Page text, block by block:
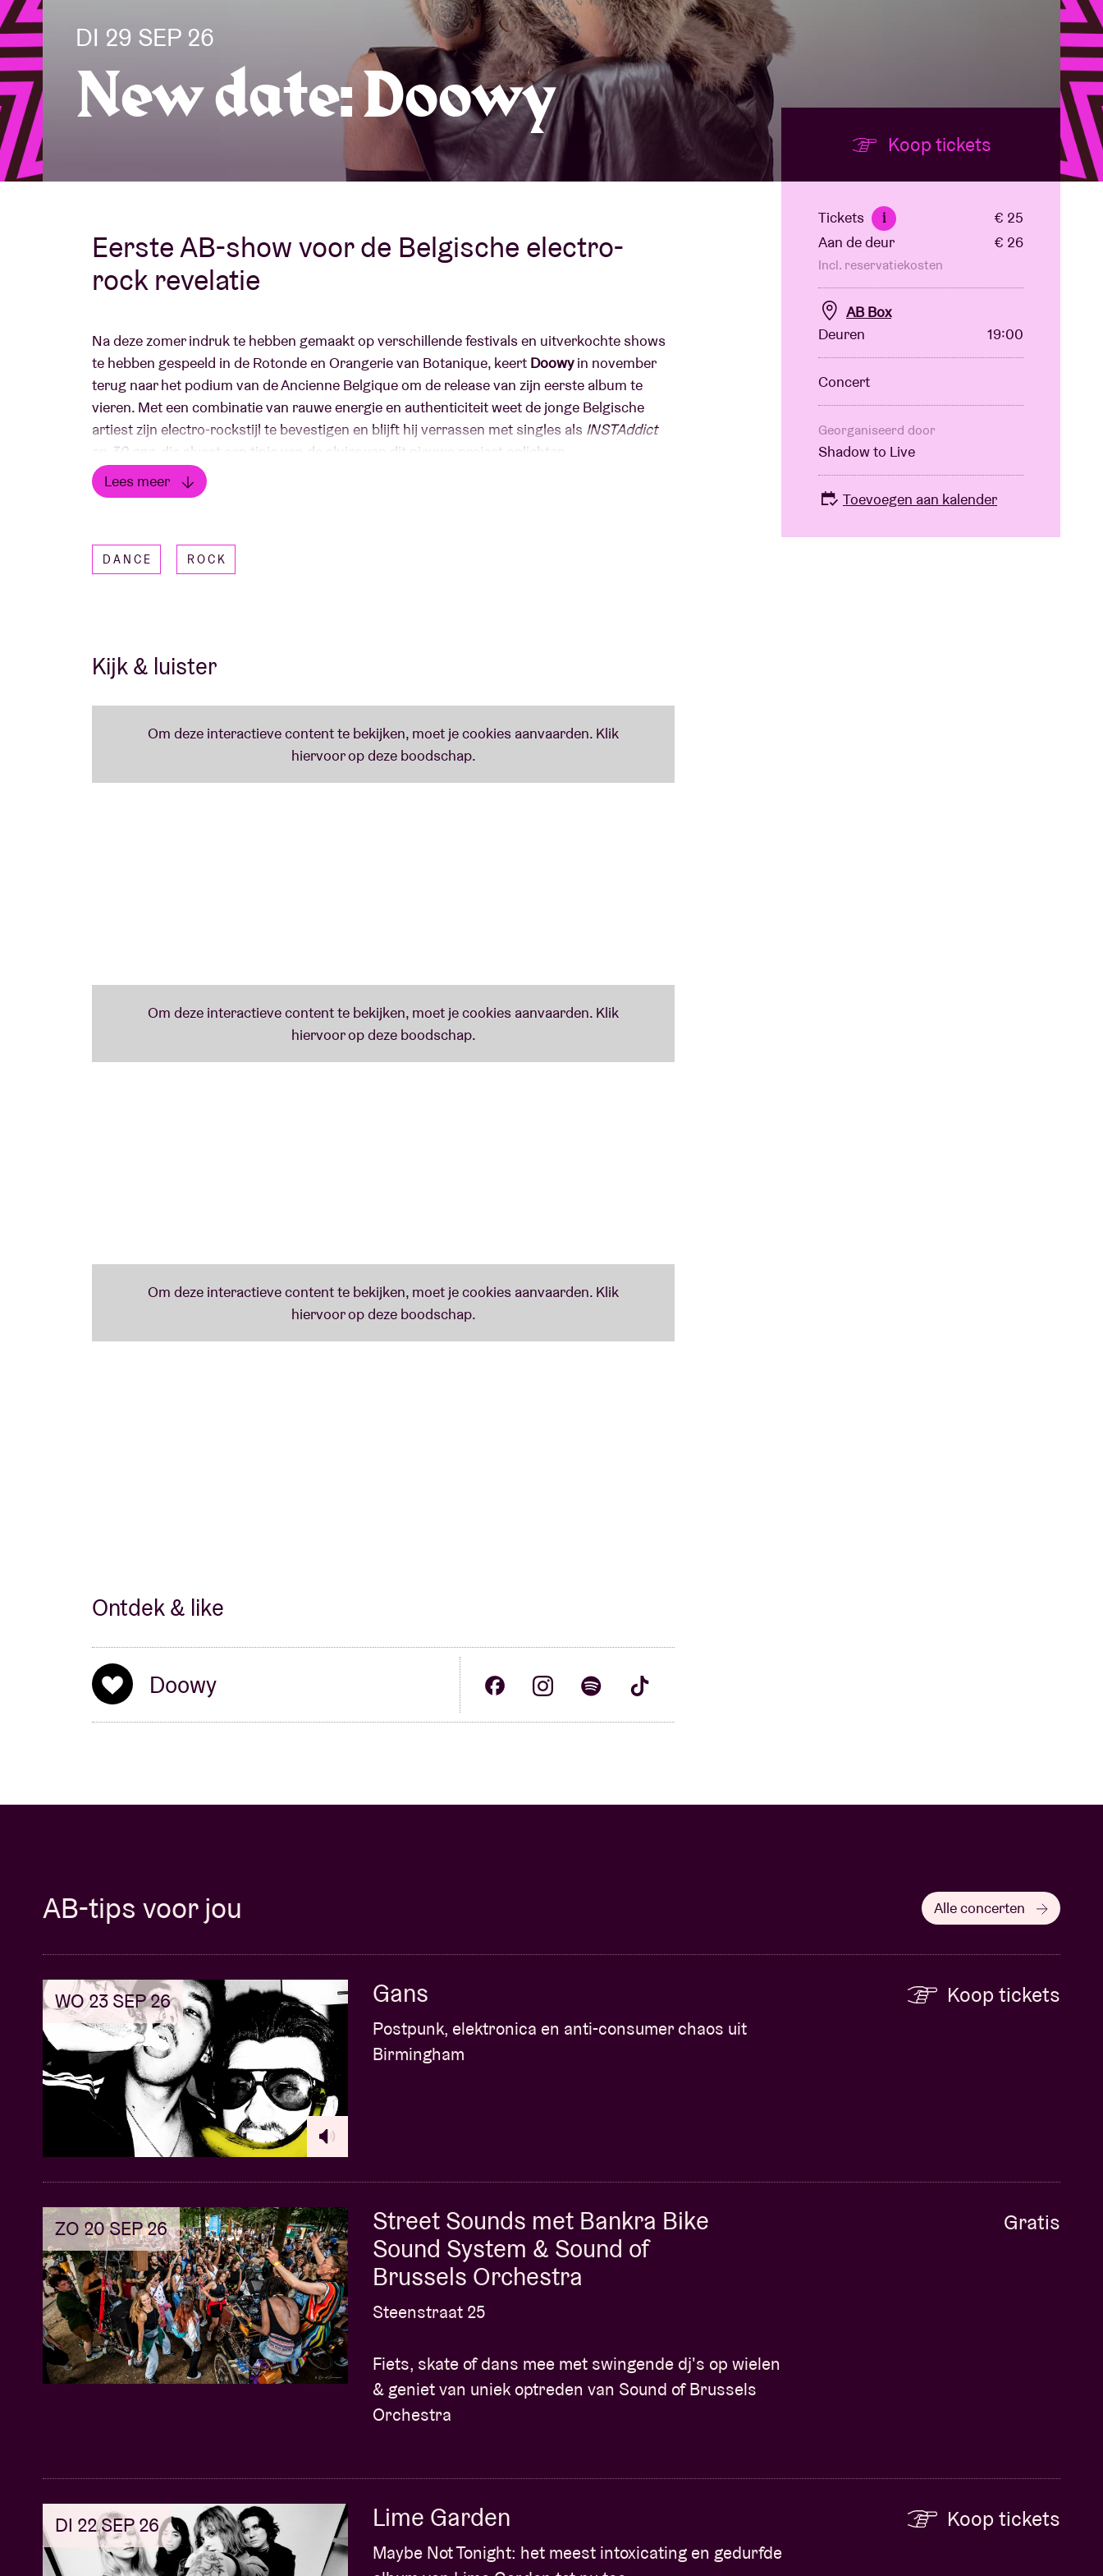
Bezoekersinfo
AB ❤ you
Over AB
Contact
DI 29 SEP 26
New date: Doowy
Eerste AB-show voor de Belgische electro-
rock revelatie
Na deze zomer indruk te hebben gemaakt op verschillende festivals en uitverkochte shows
te hebben gespeeld in de Rotonde en Orangerie van Botanique, keert Doowyin november
terug naar het podium van de Ancienne Belgique om de release van zijn eerste album te
vieren. Met een combinatie van rauwe energie en authenticiteit weet de jonge Belgische
artiest zijn electro-rockstijl te bevestigen en blijft hij verrassen met singles als INSTAddict
30 ans
, die alvast een tipje van de sluier van dit nieuwe project oplichten.
Op het podium brengt Doowy krachtige en introspectieve muziek, gevoed door de connectie
en uitwisseling met zijn publiek. Dit concert in de AB belooft nog meer van het pure talent en
Lees meer
DANCE ROCK
Kijk & luister
Ontdek & like
Doowy
Koop tickets
Tickets i
€ 25
Aan de deur
€ 26
Incl. reservatiekosten
AB Box
Deuren
19:00
Concert
Georganiseerd door
Shadow to Live
Toevoegen aan kalender
AB-tips voor jou Alle concerten
WO 23 SEP 26 Gans
Postpunk, elektronica en anti-consumer chaos uit
Birmingham
Koop tickets
ZO 20 SEP 26
Street Sounds met Bankra Bike
Sound System & Sound of
Brussels Orchestra
Steenstraat 25
Fiets, skate of dans mee met swingende dj's op wielen
& geniet van uniek optreden van Sound of Brussels
Orchestra
Gratis
DI 22 SEP 26 Lime Garden
Maybe Not Tonight: het meest intoxicating en gedurfde
Koop tickets